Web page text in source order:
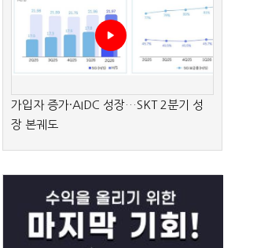
가입자 증가·AIDC 성장…SKT 2분기 성
장 본궤도